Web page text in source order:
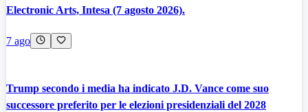
Electronic Arts, Intesa (7 agosto 2026).
7 ago
Trump secondo i media ha indicato J.D. Vance come suo
successore preferito per le elezioni presidenziali del 2028